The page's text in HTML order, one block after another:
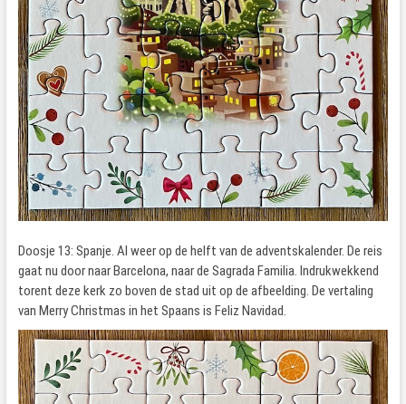
Doosje 13: Spanje. Al weer op de helft van de adventskalender. De reis
gaat nu door naar Barcelona, naar de Sagrada Familia. Indrukwekkend
torent deze kerk zo boven de stad uit op de afbeelding. De vertaling
van Merry Christmas in het Spaans is Feliz Navidad.